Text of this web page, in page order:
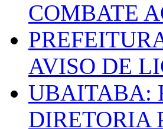
COMBATE
AVISO DE
UBAITABA:
DIRETORIA